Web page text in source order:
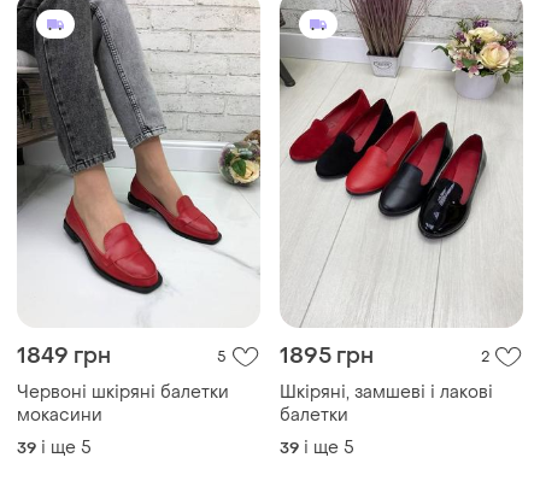
1849 грн 5
Червоні шкіряні балетки
мокасини
39 і ще 5
1895 грн 2
Шкіряні, замшеві і лакові
балетки
39 і ще 5